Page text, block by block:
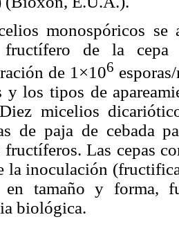
monospóricos
fructífero de la cepa
de 1×106
y los tipos de
micelios
de paja de cebada
fructíferos. Las cepas
la inoculación
en tamaño y forma,
biológica.